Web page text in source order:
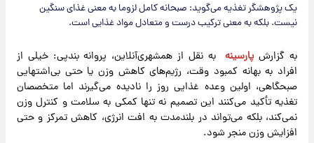
یک پژوهشگر تغذیه می‌گوید: صبحانه کامل لزوما به معنی غذای سنگین
نیست. بلکه به معنی ترکیب درست و متعادل مواد غذایی است.
به گزارش پارسینهبه نقل از همشهری‌آنلاین، پروانه بندپی: خیلی از
افراد به بهانه کمبود وقت، رژیم‌های کاهش وزن یا حتی بی‌اشتهایی
صبحگاهی، اولین وعده غذایی روز را نادیده می‌گیرند اما متخصصان
تغذیه تأکید می‌کنند این تصمیم نه‌ تنها کمکی به سلامت و کنترل وزن
نمی‌کند، بلکه می‌تواند در بلندمدت به افت انرژی، کاهش تمرکز و حتی
افزایش وزن منجر شود.